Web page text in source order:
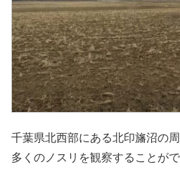
千葉県北西部にある北印旛沼の
多くのノスリを観察することがで